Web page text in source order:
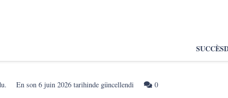
SUCCÈS
En son6 juin 2026 tarihinde güncellendi 0